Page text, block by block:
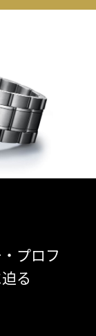
プロフ
る